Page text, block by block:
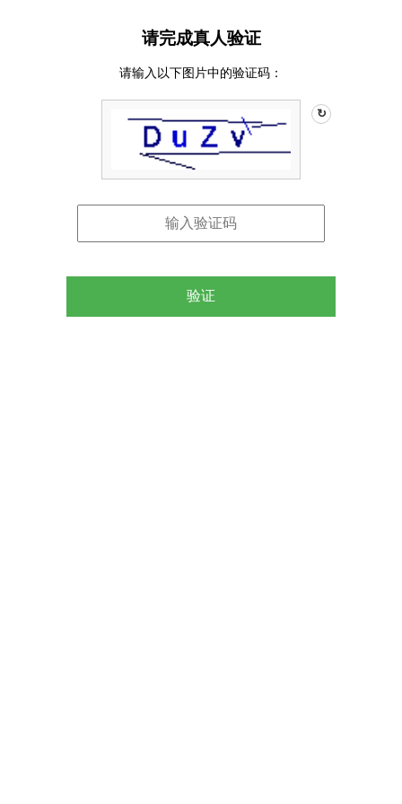
请完成真人验证
请输入以下图片中的验证码：
↻
验证